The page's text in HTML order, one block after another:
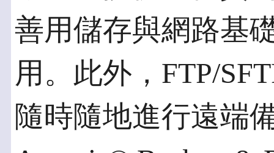
善用儲存與網路基
用。此外，FTP/
隨時隨地進行遠端